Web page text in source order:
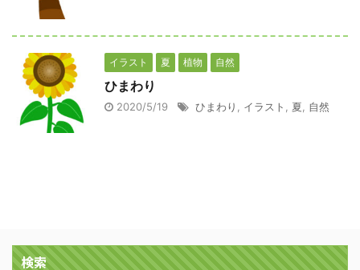
イラスト 夏 植物 自然
ひまわり
2020/5/19 ひまわり イラスト 夏 自然
検索